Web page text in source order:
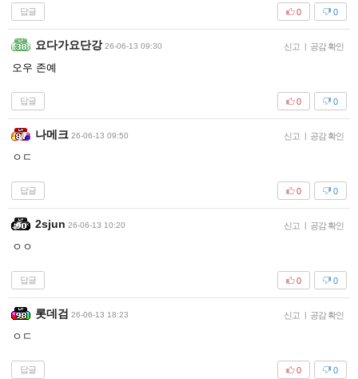
답글 0
0
요다가요단강 26-06-13 09:30 신고 | 공감 확인
오우 존예
답글 0
0
나메크 26-06-13 09:50 신고 | 공감 확인
ㅇㄷ
답글 0
0
2sjun 26-06-13 10:20 신고 | 공감 확인
ㅇㅇ
답글 0
0
롯데검 26-06-13 18:23 신고 | 공감 확인
ㅇㄷ
답글 0
0